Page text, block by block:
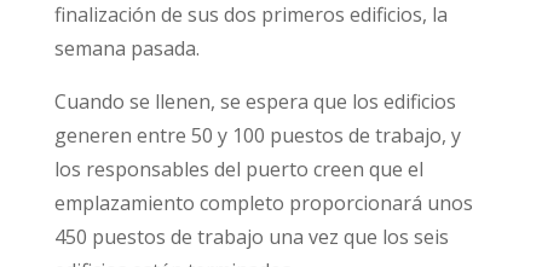
finalización de sus dos primeros edificios, la
semana pasada.
Cuando se llenen, se espera que los edificios
generen entre 50 y 100 puestos de trabajo, y
los responsables del puerto creen que el
emplazamiento completo proporcionará unos
450 puestos de trabajo una vez que los seis